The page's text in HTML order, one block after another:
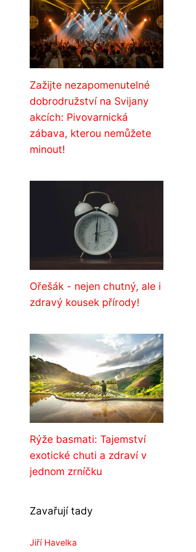
Zažijte nezapomenutelné
dobrodružství na Svijany
akcích: Pivovarnická
zábava, kterou nemůžete
minout!
Ořešák - nejen chutný, ale i
zdravý kousek přírody!
Rýže basmati: Tajemství
exotické chuti a zdraví v
jednom zrníčku
Zavařují tady
Jiří Havelka